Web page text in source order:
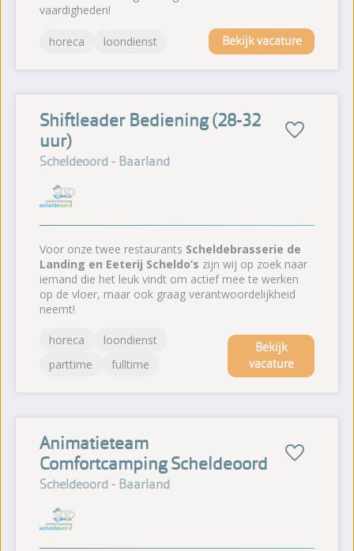
vaardigheden!
horeca loondienst Bekijk vacature
Shiftleader Bediening (28-32
uur)
Scheldeoord - Baarland
Voor onze twee restaurants Scheldebrasserie de
Landing en Eeterij Scheldo’s zijn wij op zoek naar
iemand die het leuk vindt om actief mee te werken
op de vloer, maar ook graag verantwoordelijkheid
neemt!
horeca
loondienst
parttime
fulltime
Bekijk
vacature
Animatieteam
Comfortcamping Scheldeoord
Scheldeoord - Baarland